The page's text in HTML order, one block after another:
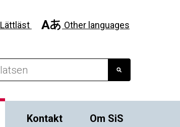
Lättläst Other languages
Kontakt Om SiS